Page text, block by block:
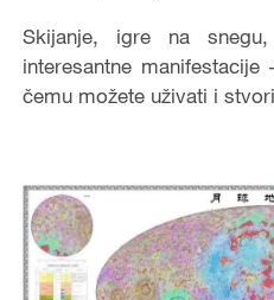
Skijanje, igre na
interesantne
čemu možete uživati i